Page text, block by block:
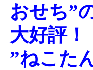
おせち”
大好評
”ねこた